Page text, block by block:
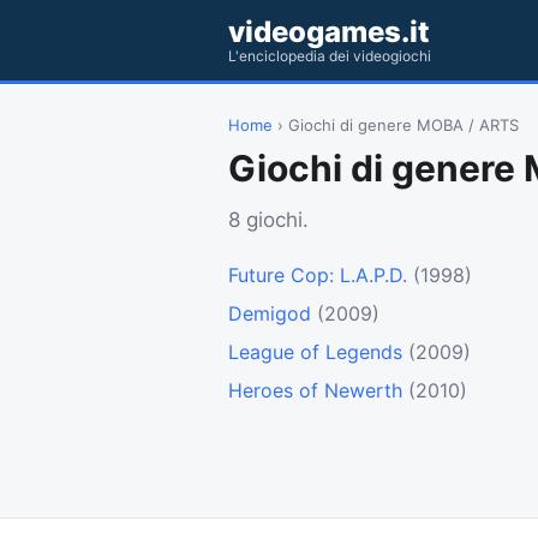
videogames.it
L'enciclopedia dei videogiochi
Home › Giochi di genere MOBA / ARTS
Giochi di genere
8 giochi.
Future Cop: L.A.P.D. (1998)
Demigod (2009)
League of Legends (2009)
Heroes of Newerth (2010)